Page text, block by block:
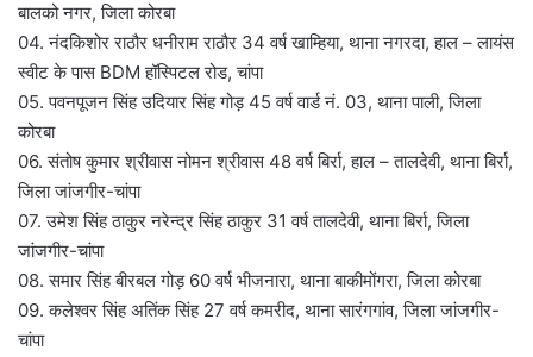
बालको नगर, जिला कोरबा
04. नंदकिशोर राठौर धनीराम राठौर 34 वर्ष खाम्हिया, थाना नगरदा, हाल – लायंस
स्वीट के पास BDM हॉस्पिटल रोड, चांपा
05. पवनपूजन सिंह उदियार सिंह गोड़ 45 वर्ष वार्ड नं. 03, थाना पाली, जिला
कोरबा
06. संतोष कुमार श्रीवास नोमन श्रीवास 48 वर्ष बिर्रा, हाल – तालदेवी, थाना बिर्रा,
जिला जांजगीर-चांपा
07. उमेश सिंह ठाकुर नरेन्द्र सिंह ठाकुर 31 वर्ष तालदेवी, थाना बिर्रा, जिला
जांजगीर-चांपा
08. समार सिंह बीरबल गोड़ 60 वर्ष भीजनारा, थाना बाकीमोंगरा, जिला कोरबा
09. कलेश्वर सिंह अतिंक सिंह 27 वर्ष कमरीद, थाना सारंगगांव, जिला जांजगीर-
चांपा